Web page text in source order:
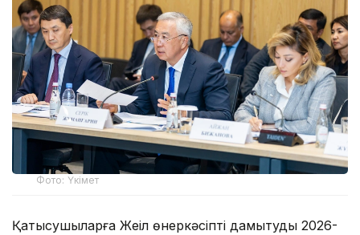
Фото: Үкімет
Қатысушыларға Жеңіл өнеркәсіпті дамытудың 2026-